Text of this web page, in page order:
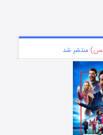
منتشر شد